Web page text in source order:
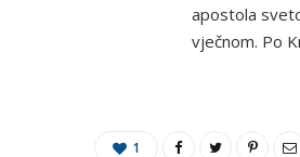
apostola
vječnom. Po
1